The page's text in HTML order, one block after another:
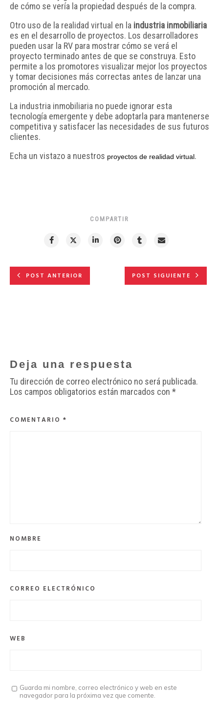
de cómo se vería la propiedad después de la compra.
Otro uso de la realidad virtual en la industria inmobiliaria
es en el desarrollo de proyectos. Los desarrolladores
pueden usar la RV para mostrar cómo se verá el
proyecto terminado antes de que se construya. Esto
permite a los promotores visualizar mejor los proyectos
y tomar decisiones más correctas antes de lanzar una
promoción al mercado.
La industria inmobiliaria no puede ignorar esta
tecnología emergente y debe adoptarla para mantenerse
competitiva y satisfacer las necesidades de sus futuros
clientes.
Echa un vistazo a nuestros proyectos de realidad virtual.
COMPARTIR
POST ANTERIOR POST SIGUIENTE
Deja una respuesta
Tu dirección de correo electrónico no será publicada.
Los campos obligatorios están marcados con *
COMENTARIO *
NOMBRE
CORREO ELECTRÓNICO
WEB
Guarda mi nombre, correo electrónico y web en este
navegador para la próxima vez que comente.